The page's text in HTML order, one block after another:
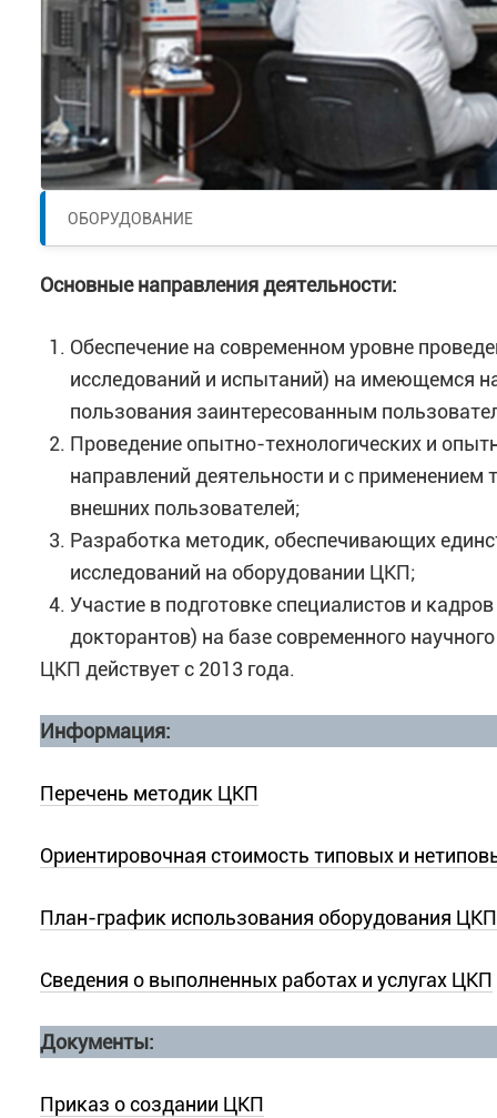
ОБОРУДОВАНИЕ
Основные направления деятельности:
Обеспечение на современном уровне
исследований и испытаний) на имеющемся
пользования заинтересованным
Проведение опытно-технологических и
направлений деятельности и с применением
внешних пользователей;
Разработка методик, обеспечивающих
исследований на оборудовании ЦКП;
Участие в подготовке специалистов и
докторантов) на базе современного
ЦКП действует с 2013 года.
Информация:
Перечень методик ЦКП
Ориентировочная стоимость типовых и
План-график использования оборудования ЦКП
Сведения о выполненных работах и услугах ЦКП
Документы:
Приказ о создании ЦКП